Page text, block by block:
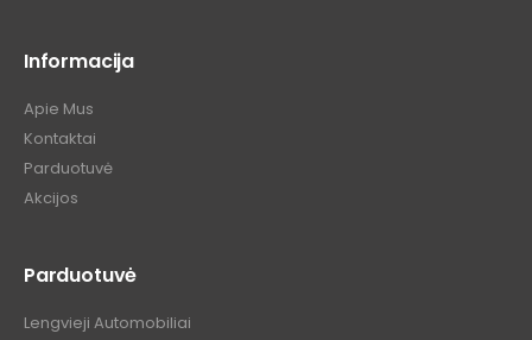
Informacija
Apie Mus
Kontaktai
Parduotuvė
Akcijos
Parduotuvė
Lengvieji Automobiliai